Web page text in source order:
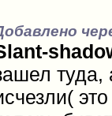
туда,